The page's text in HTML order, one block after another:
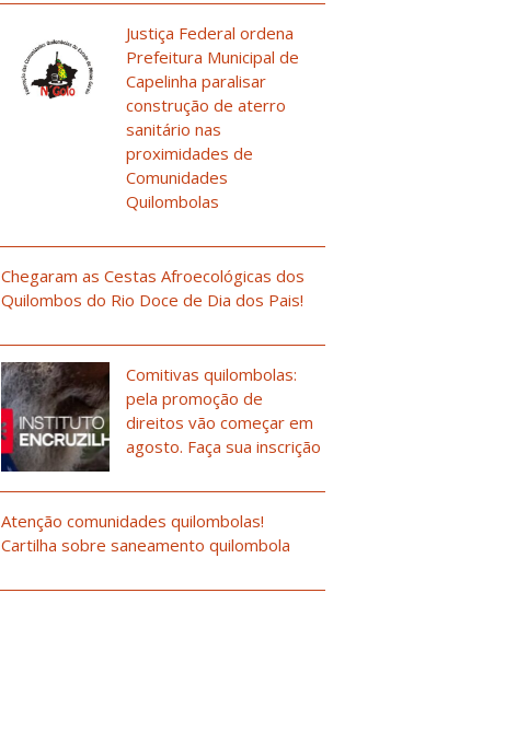
Justiça Federal ordena
Prefeitura Municipal de
Capelinha paralisar
construção de aterro
sanitário nas
proximidades de
Comunidades
Quilombolas
Chegaram as Cestas Afroecológicas dos
Quilombos do Rio Doce de Dia dos Pais!
Comitivas quilombolas:
pela promoção de
direitos vão começar em
agosto. Faça sua inscrição
Atenção comunidades quilombolas!
Cartilha sobre saneamento quilombola